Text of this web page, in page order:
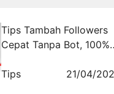
Tips Tambah Followers
Cepat Tanpa Bot, 100%
Tips
21/04/